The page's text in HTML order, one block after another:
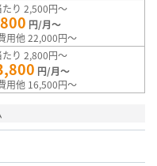
たり 2,500円～
円/月～
用他 22,000円～
たり 2,800円～
円/月～
用他 16,500円～